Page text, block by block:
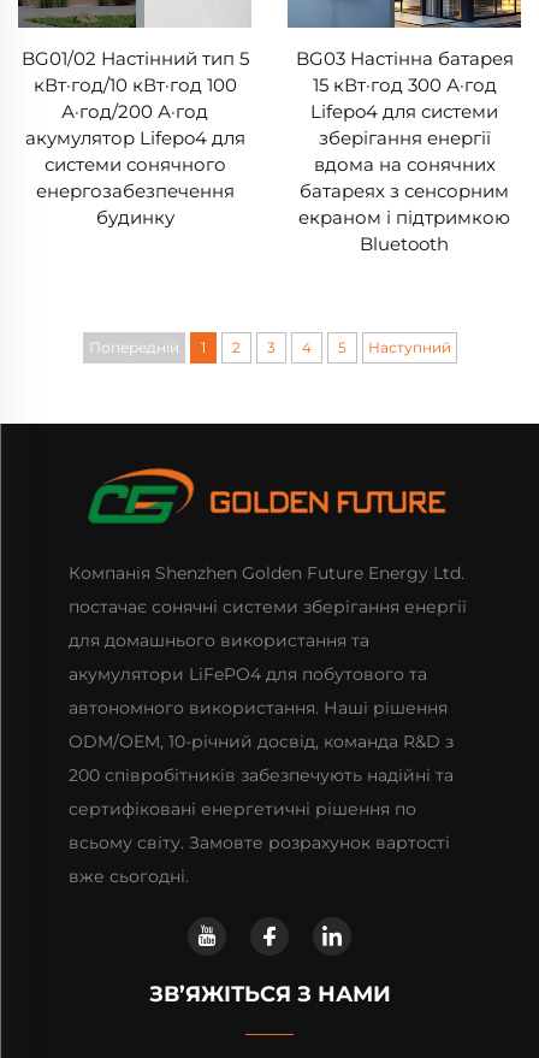
BG01/02 Настінний тип 5
кВт·год/10 кВт·год 100
А·год/200 А·год
акумулятор Lifepo4 для
системи сонячного
енергозабезпечення
будинку
BG03 Настінна батарея
15 кВт·год 300 А·год
Lifepo4 для системи
зберігання енергії
вдома на сонячних
батареях з сенсорним
екраном і підтримкою
Bluetooth
Попередній 1 2 3 4 5 Наступний
Компанія Shenzhen Golden Future Energy Ltd.
постачає сонячні системи зберігання енергії
для домашнього використання та
акумулятори LiFePO4 для побутового та
автономного використання. Наші рішення
ODM/OEM, 10-річний досвід, команда R&D з
200 співробітників забезпечують надійні та
сертифіковані енергетичні рішення по
всьому світу. Замовте розрахунок вартості
вже сьогодні.
ЗВ’ЯЖІТЬСЯ З НАМИ